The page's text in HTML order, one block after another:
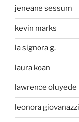
jeneane sessum
kevin marks
la signora g.
laura koan
lawrence oluyede
leonora giovanazzi